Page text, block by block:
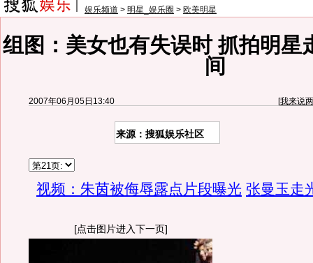
娱乐频道 > 明星_娱乐圈 > 欧美明星
组图：美女也有失误时 抓拍明星
间
2007年06月05日13:40 [我来说
来源：搜狐娱乐社区
视频：朱茵被侮辱露点片段曝光 张曼玉走
[点击图片进入下一页]